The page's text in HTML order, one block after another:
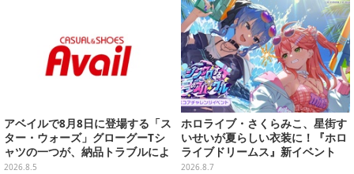
アベイルで8月8日に登場する「ス
ター・ウォーズ」グローグーTシ
ャツの一つが、納品トラブルによ
り販売日変更へ
2026.8.5
ホロライブ・さくらみこ、星街す
いせいが夏らしい衣装に！『ホロ
ライブドリームス』新イベント
「シンクロする夏のスパークル」
2026.8.7